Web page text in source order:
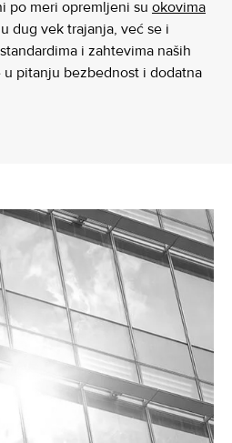
po meri opremljeni su okovima
dug vek trajanja, već se i
i zahtevima naših
pitanju bezbednost i dodatna